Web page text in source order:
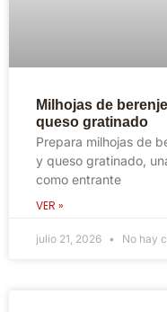
Milhojas de
queso gratinado
Prepara milhojas de
y queso gratinado,
como entrante
VER »
julio 21, 2026 No hay